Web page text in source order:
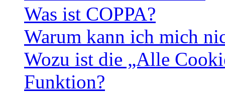
Was ist COPPA?
Warum kann ich mich
Wozu ist die „Alle
Funktion?